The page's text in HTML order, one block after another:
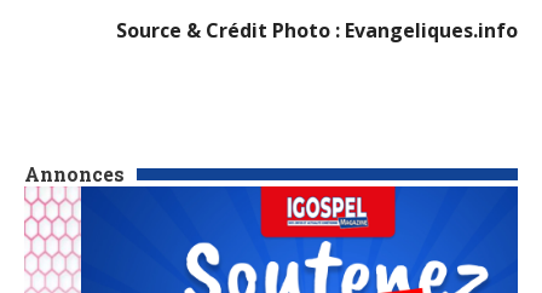
Annonces
Source & Crédit Photo : Evangeliques.info